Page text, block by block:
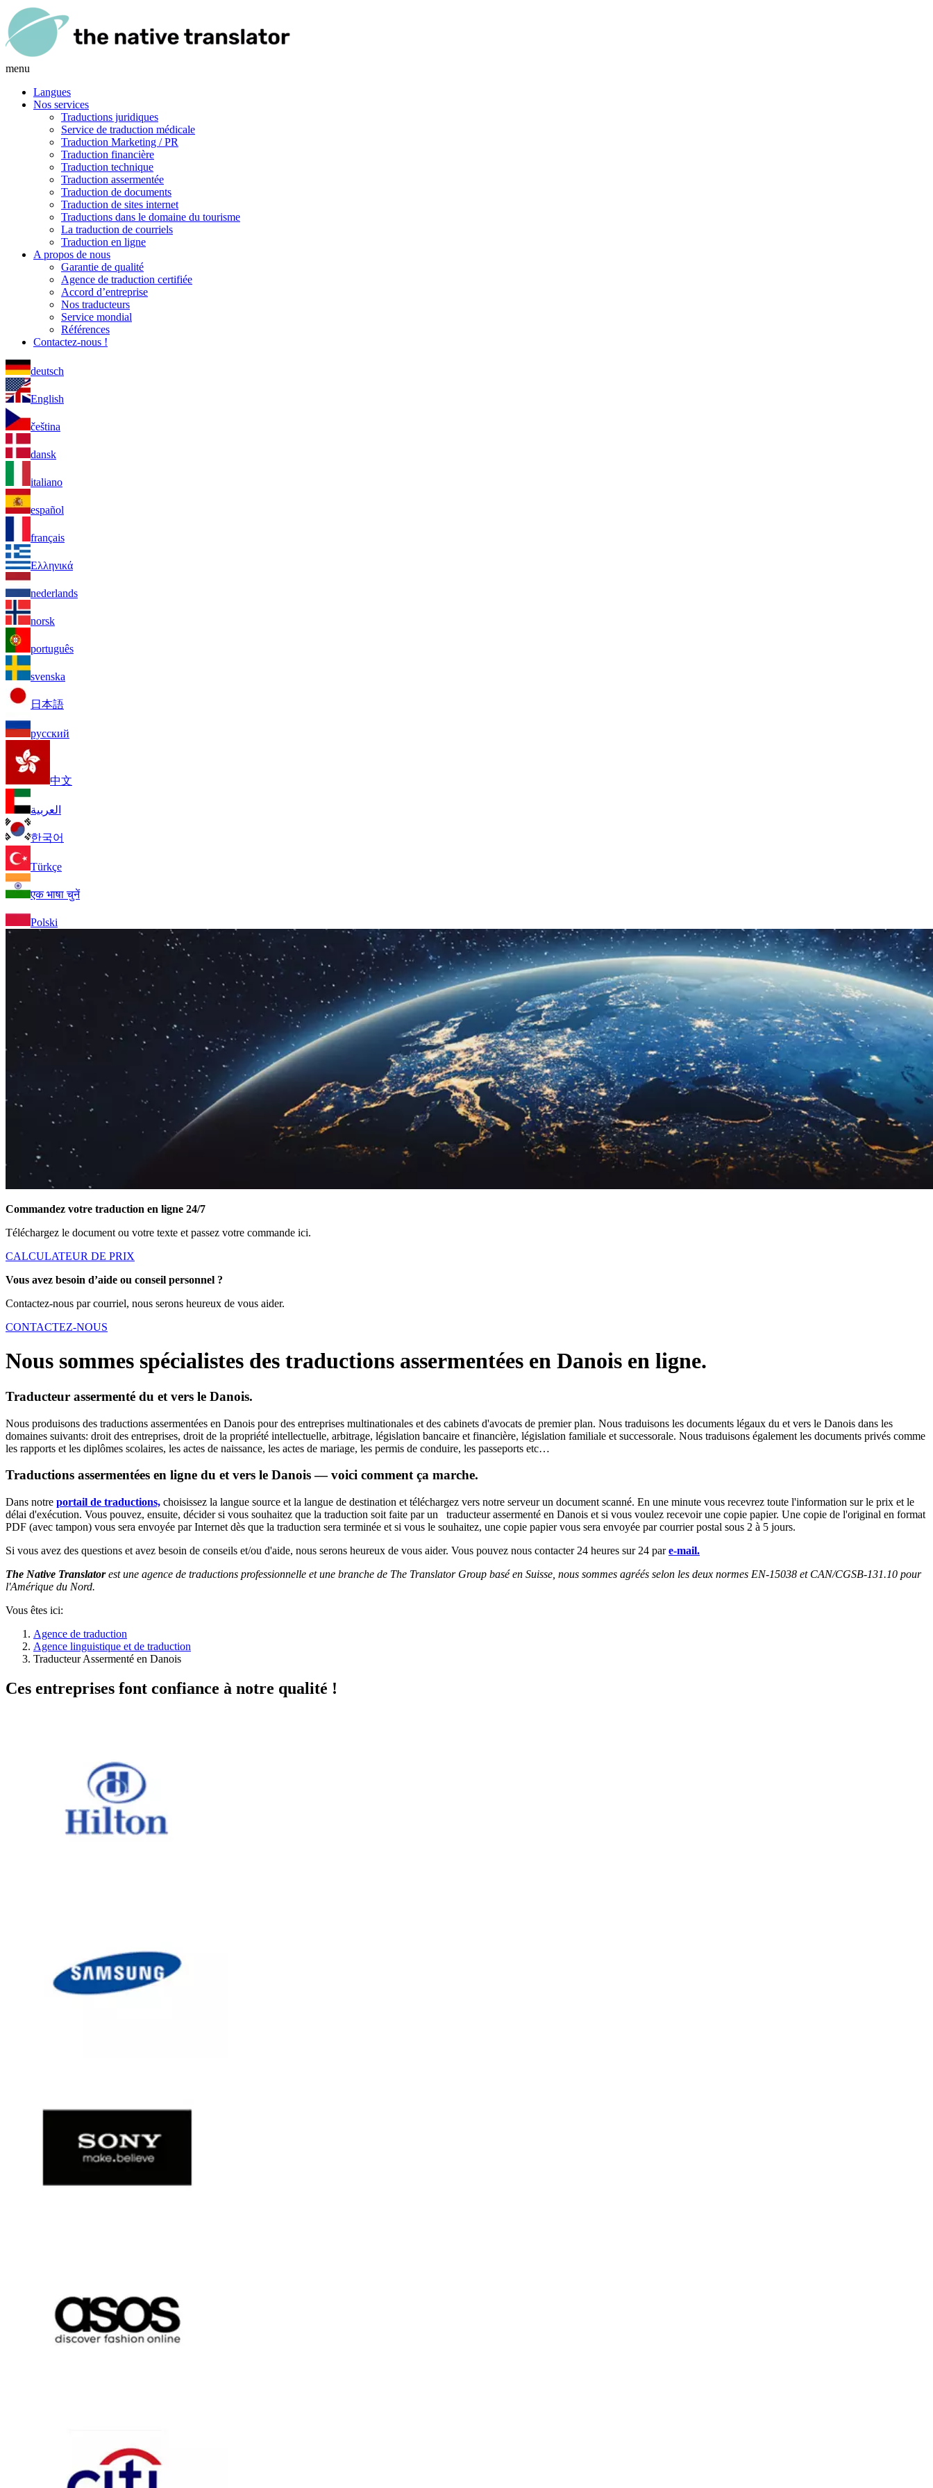
menu
Langues
Nos services
Traductions juridiques
Service de traduction médicale
Traduction Marketing / PR
Traduction financière
Traduction technique
Traduction assermentée
Traduction de documents
Traduction de sites internet
Traductions dans le domaine du tourisme
La traduction de courriels
Traduction en ligne
A propos de nous
Garantie de qualité
Agence de traduction certifiée
Accord d’entreprise
Nos traducteurs
Service mondial
Références
Contactez-nous !
deutsch
English
čeština
dansk
italiano
español
français
Ελληνικά
nederlands
norsk
português
svenska
日本語
русский
中文
العربية
한국어
Türkçe
एक भाषा चुनें
Polski
Commandez votre traduction en ligne 24/7
Téléchargez le document ou votre texte et passez votre commande ici.
CALCULATEUR DE PRIX
Vous avez besoin d’aide ou conseil personnel ?
Contactez-nous par courriel, nous serons heureux de vous aider.
CONTACTEZ-NOUS
Nous sommes spécialistes des traductions assermentées en Danois en ligne.
Traducteur assermenté du et vers le Danois.
Nous produisons des traductions assermentées en Danois pour des entreprises multinationales et des cabinets d'avocats de premier plan. Nous traduisons les documents légaux du et vers le Danois dans les
domaines suivants: droit des entreprises, droit de la propriété intellectuelle, arbitrage, législation bancaire et financière, législation familiale et successorale. Nous traduisons également les documents privés comme
les rapports et les diplômes scolaires, les actes de naissance, les actes de mariage, les permis de conduire, les passeports etc…
Traductions assermentées en ligne du et vers le Danois — voici comment ça marche.
Dans notre portail de traductions, choisissez la langue source et la langue de destination et téléchargez vers notre serveur un document scanné. En une minute vous recevrez toute l'information sur le prix et le
délai d'exécution. Vous pouvez, ensuite, décider si vous souhaitez que la traduction soit faite par un traducteur assermenté en Danois et si vous voulez recevoir une copie papier. Une copie de l'original en format
PDF (avec tampon) vous sera envoyée par Internet dès que la traduction sera terminée et si vous le souhaitez, une copie papier vous sera envoyée par courrier postal sous 2 à 5 jours.
Si vous avez des questions et avez besoin de conseils et/ou d'aide, nous serons heureux de vous aider. Vous pouvez nous contacter 24 heures sur 24 pare-mail.
The Native Translatorest une agence de traductions professionnelle et une branche de The Translator Group basé en Suisse, nous sommes agréés selon les deux normes EN-15038 et CAN/CGSB-131.10 pour
l'Amérique du Nord.
Vous êtes ici:
Agence de traduction
Agence linguistique et de traduction
Traducteur Assermenté en Danois
Ces entreprises font confiance à notre qualité !